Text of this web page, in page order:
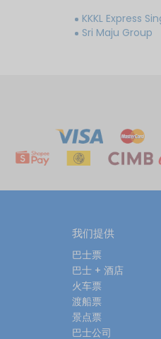
KKKL Express
Sri Maju Group
我们提供
巴士票
巴士 + 酒店
火车票
渡船票
景点票
巴士公司